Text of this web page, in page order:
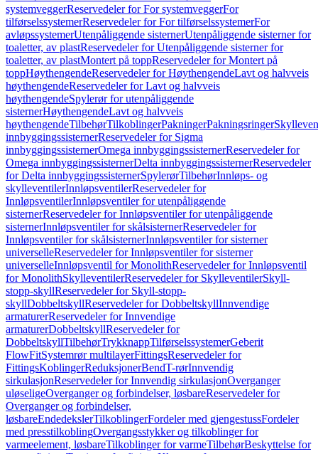
systemveggerReservedeler for For systemveggerFor
tilførselssystemerReservedeler for For tilførselssystemerFor
avløpssystemerUtenpåliggende sisternerUtenpåliggende sisterner for
toaletter, av plastReservedeler for Utenpåliggende sisterner for
toaletter, av plastMontert på toppReservedeler for Montert på
toppHøythengendeReservedeler for HøythengendeLavt og halvveis
høythengendeReservedeler for Lavt og halvveis
høythengendeSpylerør for utenpåliggende
sisternerHøythengendeLavt og halvveis
høythengendeTilbehørTilkoblingerPakningerPakningsringer
innbyggingssisternerReservedeler for Sigma
innbyggingssisternerOmega innbyggingssisternerReservedeler for
Omega innbyggingssisternerDelta innbyggingssisternerReservedeler
for Delta innbyggingssisternerSpylerørTilbehørInnløps- og
skylleventilerInnløpsventilerReservedeler for
InnløpsventilerInnløpsventiler for utenpåliggende
sisternerReservedeler for Innløpsventiler for utenpåliggende
sisternerInnløpsventiler for skålsisternerReservedeler for
Innløpsventiler for skålsisternerInnløpsventiler for sisterner
universelleReservedeler for Innløpsventiler for sisterner
universelleInnløpsventil for MonolithReservedeler for Innløpsventil
for MonolithSkylleventilerReservedeler for SkylleventilerSkyll-
stopp-skyllReservedeler for Skyll-stopp-
skyllDobbeltskyllReservedeler for DobbeltskyllInnvendige
armaturerReservedeler for Innvendige
armaturerDobbeltskyllReservedeler for
DobbeltskyllTilbehørTrykknappTilførselssystemerGeberit
FlowFitSystemrør multilayerFittingsReservedeler for
FittingsKoblingerReduksjonerBendT-rørInnvendig
sirkulasjonReservedeler for Innvendig sirkulasjonOverganger
uløseligeOverganger og forbindelser, løsbareReservedeler for
Overganger og forbindelser,
løsbareEndedekslerTilkoblingerFordeler med gjengestussFordeler
med presstilkoblingOvergangsstykker og tilkoblinger for
varmeelement, løsbareTilkoblinger for varmeTilbehørBeskyttelse for